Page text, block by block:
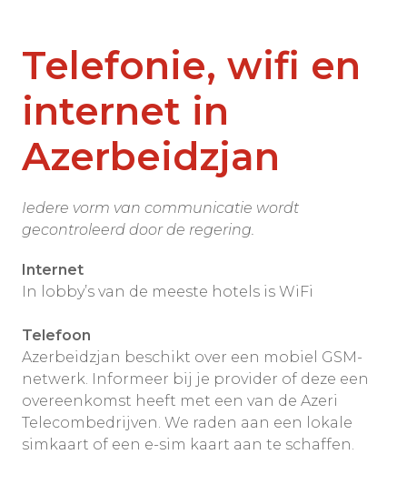
Telefonie, wifi en
internet in
Azerbeidzjan
Iedere vorm van communicatie wordt
gecontroleerd door de regering.
Internet
In lobby’s van de meeste hotels is WiFi
Telefoon
Azerbeidzjan beschikt over een mobiel GSM-
netwerk. Informeer bij je provider of deze een
overeenkomst heeft met een van de Azeri
Telecombedrijven. We raden aan een lokale
simkaart of een e-sim kaart aan te schaffen.